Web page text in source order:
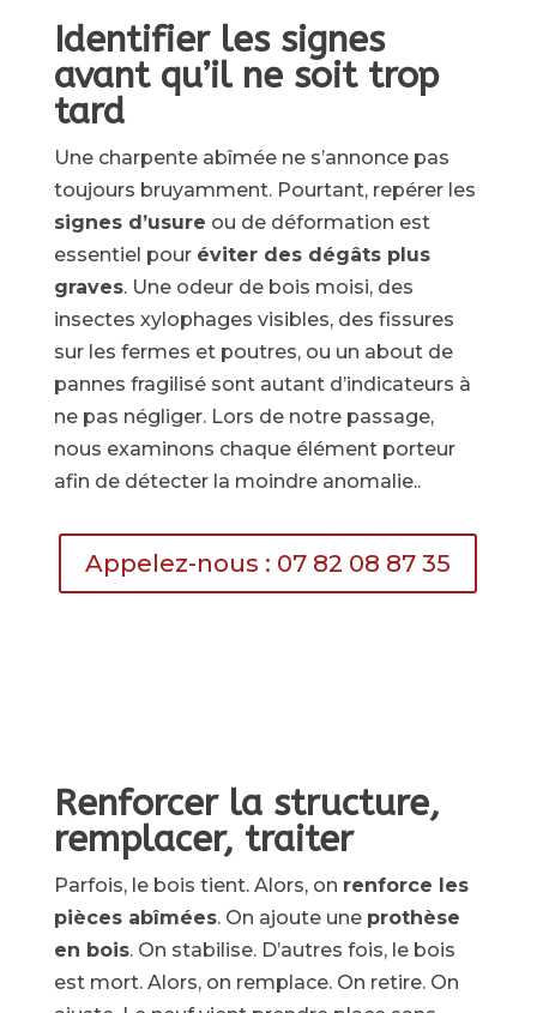
Identifier les signes
avant qu’il ne soit trop
tard
Une charpente abîmée ne s’annonce pas
toujours bruyamment. Pourtant, repérer les
signes d’usure ou de déformation est
essentiel pour éviter des dégâts plus
graves. Une odeur de bois moisi, des
insectes xylophages visibles, des fissures
sur les fermes et poutres, ou un about de
pannes fragilisé sont autant d’indicateurs à
ne pas négliger. Lors de notre passage,
nous examinons chaque élément porteur
afin de détecter la moindre anomalie..
Appelez-nous : 07 82 08 87 35
Renforcer la structure,
remplacer, traiter
Parfois, le bois tient. Alors, on renforce les
pièces abîmées. On ajoute une prothèse
en bois. On stabilise. D’autres fois, le bois
est mort. Alors, on remplace. On retire. On